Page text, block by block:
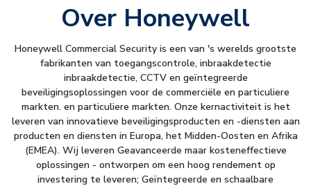
Over Honeywell
Honeywell Commercial Security is een van 's werelds grootste
fabrikanten van toegangscontrole, inbraakdetectie
inbraakdetectie, CCTV en geïntegreerde
beveiligingsoplossingen voor de commerciële en particuliere
markten. en particuliere markten. Onze kernactiviteit is het
leveren van innovatieve beveiligingsproducten en -diensten aan
producten en diensten in Europa, het Midden-Oosten en Afrika
(EMEA). Wij leveren Geavanceerde maar kosteneffectieve
oplossingen - ontworpen om een hoog rendement op
investering te leveren; Geïntegreerde en schaalbare